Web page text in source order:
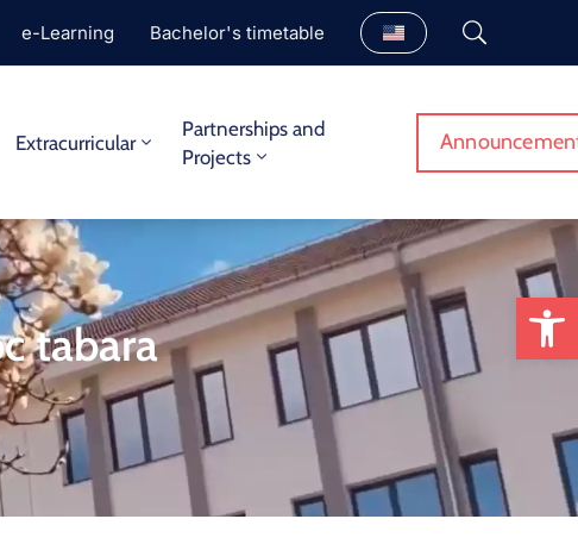
e-Learning Bachelor's timetable
Extracurricular
Partnerships and
Projects
tabara